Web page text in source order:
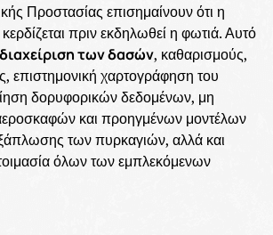
Προστασίας επισημαίνουν ότι η
πριν εκδηλωθεί η φωτιά. Αυτό
των δασών, καθαρισμούς,
επιστημονική χαρτογράφηση του
δορυφορικών δεδομένων, μη
και προηγμένων μοντέλων
των πυρκαγιών, αλλά και
όλων των εμπλεκόμενων